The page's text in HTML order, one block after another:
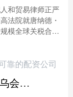
和贸易律师正严
法院就唐纳德・
模全球关税合法
普败诉，进口商
1....
靠的配资公司
操盘贷配资 美乌会谈后特朗普或考虑退出，泽连斯基称“和平计划”即将完成修改，强调领土完整